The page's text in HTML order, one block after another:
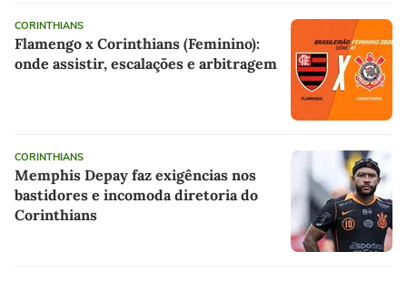
CORINTHIANS
Flamengo x Corinthians (Feminino):
onde assistir, escalações e arbitragem
CORINTHIANS
Memphis Depay faz exigências nos
bastidores e incomoda diretoria do
Corinthians